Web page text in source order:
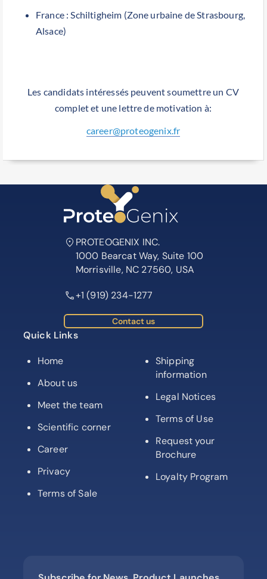
France : Schiltigheim (Zone urbaine de Strasbourg,
Alsace)
Les candidats intéressés peuvent soumettre un CV
complet et une lettre de motivation à:
career@proteogenix.fr
PROTEOGENIX INC.
1000 Bearcat Way, Suite 100
Morrisville, NC 27560, USA
+1 (919) 234-1277
Contact us
Quick Links
Home
About us
Meet the team
Scientific corner
Career
Privacy
Terms of Sale
Shipping
information
Legal Notices
Terms of Use
Request your
Brochure
Loyalty Program